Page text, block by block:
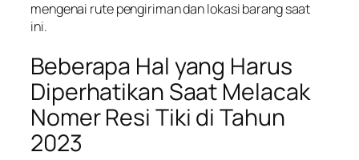
mengenai rute pengiriman dan lokasi barang saat
ini.
Beberapa Hal yang Harus
Diperhatikan Saat Melacak
Nomer Resi Tiki di Tahun
2023